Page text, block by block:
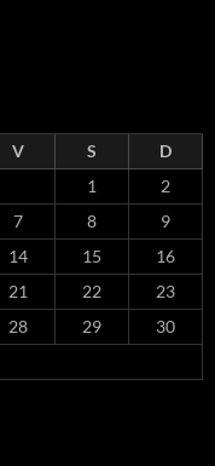
V S
D
1
2
7 8
9
14 15
16
21 22
23
28 29
30